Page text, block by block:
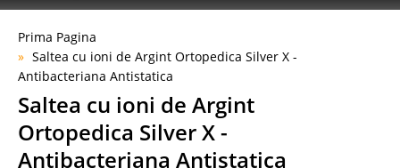
Prima Pagina
Saltea cu ioni de Argint Ortopedica Silver X -
Antibacteriana Antistatica
Saltea cu ioni de Argint
Ortopedica Silver X -
Antibacteriana Antistatica